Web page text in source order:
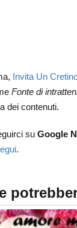
Invita Un
Fonte di
dei contenuti.
su Google
.